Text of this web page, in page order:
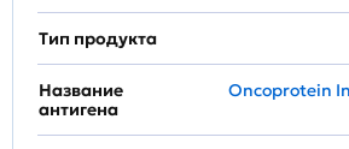
Тип продукта
Название
антигена
Oncoprotein